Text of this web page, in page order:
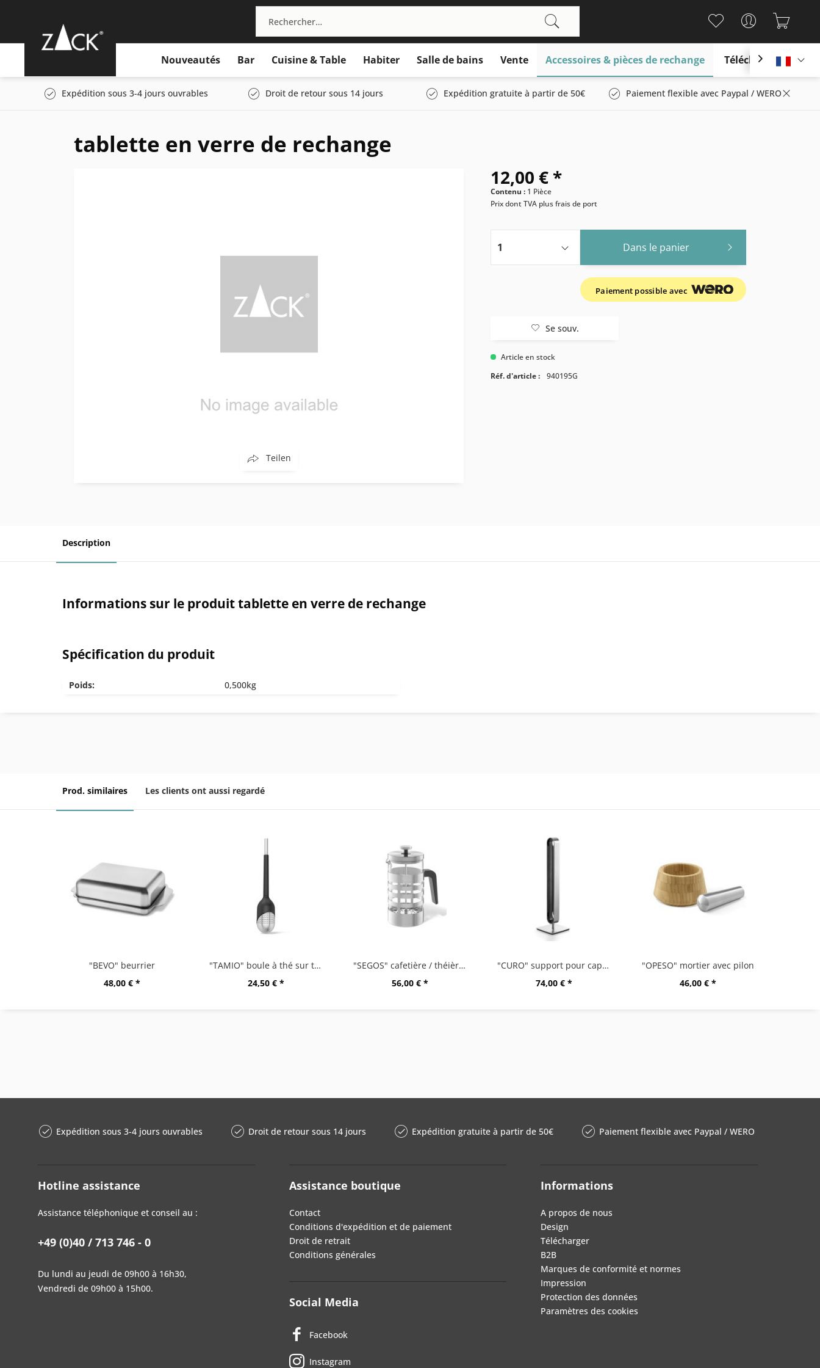
Nouveautés Bar Cuisine & Table Habiter Salle de bains Vente Accessoires & pièces de rechange Télécharger

Expédition sous 3-4 jours ouvrables Droit de retour sous 14 jours Expédition gratuite à partir de 50€ Paiement flexible avec Paypal / WERO
tablette en verre de rechange
Teilen
12,00 € *
Contenu : 1 Pièce
Prix dont TVA plus frais de port
Dans le panier
Paiement possible avec
Se souv.
Article en stock
Réf. d'article :
940195G
Description
Informations sur le produit tablette en verre de rechange
Spécification du produit
Poids: 0,500kg
Prod. similaires Les clients ont aussi regardé
"BEVO" beurrier
48,00 € *
"TAMIO" boule à thé sur tige
24,50 € *
"SEGOS" cafetière / théièreà piston
56,00 € *
"CURO" support pour capsules
74,00 € *
"OPESO" mortier avec pilon
46,00 € *
Expédition sous 3-4 jours ouvrables Droit de retour sous 14 jours Expédition gratuite à partir de 50€ Paiement flexible avec Paypal / WERO
Hotline assistance
Assistance téléphonique et conseil au :
+49 (0)40 / 713 746 - 0
Du lundi au jeudi de 09h00 à 16h30,
Vendredi de 09h00 à 15h00.
Assistance boutique
Contact
Conditions d'expédition et de paiement
Droit de retrait
Conditions générales
Social Media
Facebook
Instagram
Informations
A propos de nous
Design
Télécharger
B2B
Marques de conformité et normes
Impression
Protection des données
Paramètres des cookies